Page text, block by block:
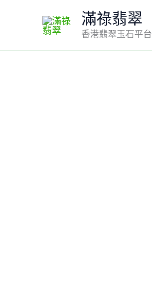
滿祿翡翠
香港翡翠玉石平台